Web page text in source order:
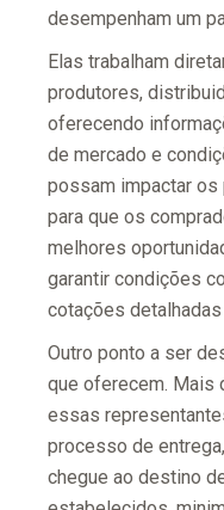
desempenham um
Elas trabalham
produtores,
oferecendo
de mercado e
possam impactar os
para que os
melhores
garantir condições
cotações
Outro ponto a ser
que oferecem. Mais
essas
processo de
chegue ao destino